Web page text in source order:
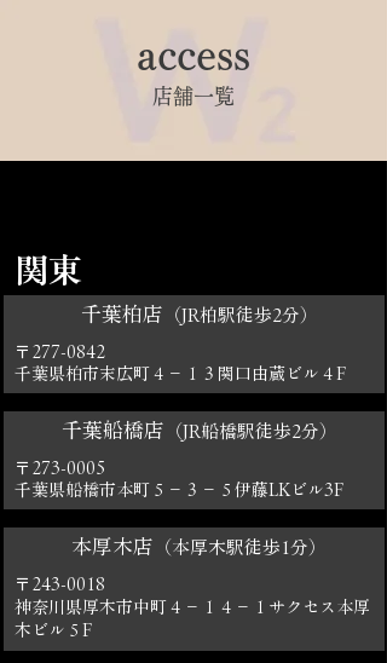
access
店舗一覧
関東
千葉柏店 （JR柏駅徒歩2分）
〒277-0842
千葉県柏市末広町４－１３関口由蔵ビル４F
千葉船橋店 （JR船橋駅徒歩2分）
〒273-0005
千葉県船橋市本町５－３－５伊藤LKビル3 F
本厚木店 （本厚木駅徒歩1分）
〒243-0018
神奈川県厚木市中町４－１４－１ サクセス本厚
木ビル５F